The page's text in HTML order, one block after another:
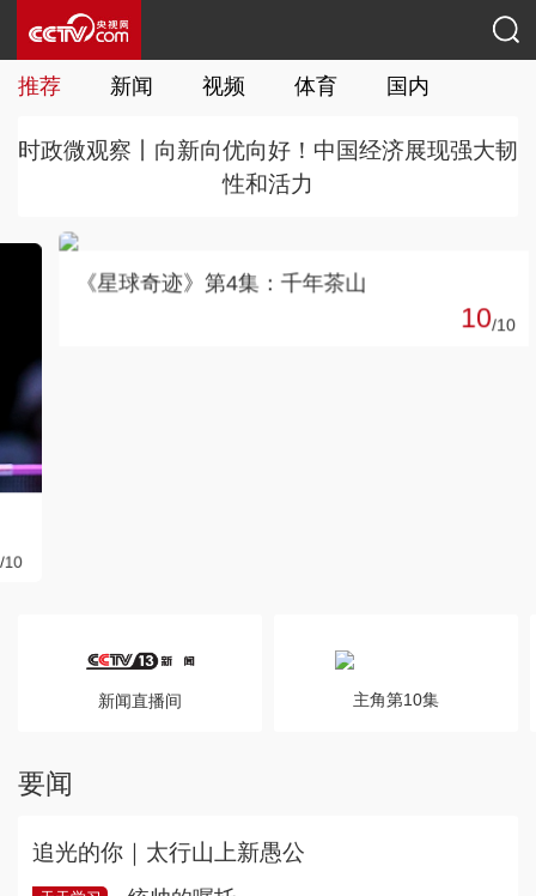
推荐 新闻 视频 体育 国内
时政微观察丨向新向优向好！中国经济展现强大韧
性和活力
《星球奇迹》第4集：千年茶山
10/10
新闻直播间 主角第10集
要闻
追光的你｜太行山上新愚公